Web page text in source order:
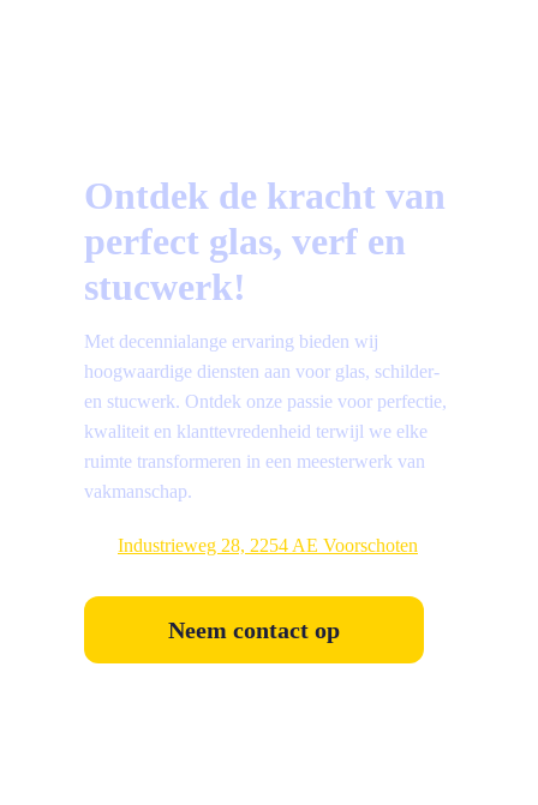
Ontdek de kracht van
perfect glas, verf en
stucwerk!
Met decennialange ervaring bieden wij
hoogwaardige diensten aan voor glas, schilder-
en stucwerk. Ontdek onze passie voor perfectie,
kwaliteit en klanttevredenheid terwijl we elke
ruimte transformeren in een meesterwerk van
vakmanschap.
Industrieweg 28, 2254 AE Voorschoten
Neem contact op